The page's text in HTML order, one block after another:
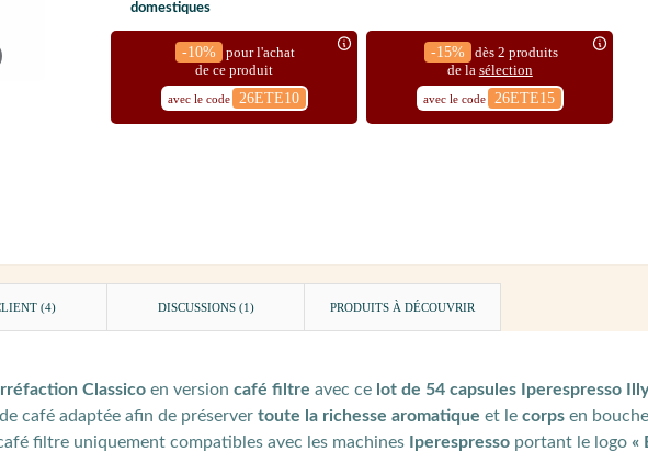
domestiques
-10% pour l'achat
de ce produit
avec le code 26ETE10
-15%
dès 2 produits
de la sélection
avec le code 26ETE15
(4) DISCUSSIONS (1) PRODUITS À DÉCOUVRIR
Classico en version café filtre avec ce lot de 54 capsules Iperespresso Illy
café adaptée afin de préserver toute la richesse aromatique et le corps en
filtre uniquement compatibles avec les machines Iperespresso portant le logo «